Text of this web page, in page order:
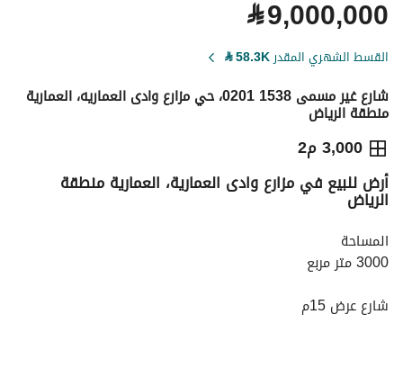
⃁9,000,000
القسط الشهري المقدر58.3K
⃁
شارع غير مسمى 1538 0201، حي مزارع وادى العماريه، العمارية
منطقة الرياض
3,000 م2
⃁
9,000,000
التفاصيل معلومات ترخيص الإعلان حاسبة التمويل
أرض للبيع في مزارع وادى العمارية، العمارية منطقة
الرياض
المساحة
3000 متر مربع
شارع عرض 15م